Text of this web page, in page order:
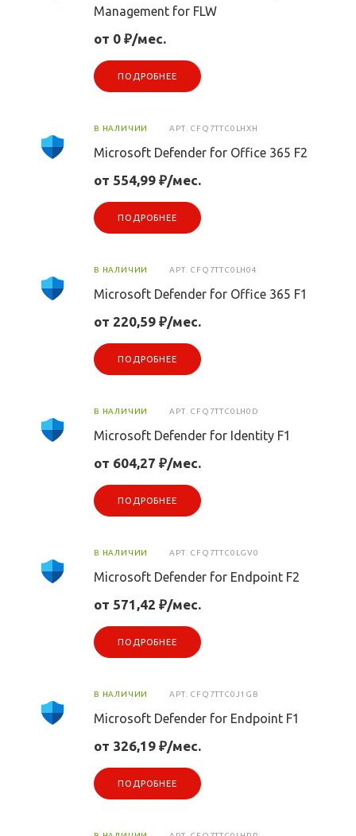
Management for FLW
от 0 ₽/мес.
ПОДРОБНЕЕ
В НАЛИЧИИ АРТ. CFQ7TTC0LHXH
Microsoft Defender for Office 365 F2
от 554,99 ₽/мес.
ПОДРОБНЕЕ
В НАЛИЧИИ АРТ. CFQ7TTC0LH04
Microsoft Defender for Office 365 F1
от 220,59 ₽/мес.
ПОДРОБНЕЕ
В НАЛИЧИИ АРТ. CFQ7TTC0LH0D
Microsoft Defender for Identity F1
от 604,27 ₽/мес.
ПОДРОБНЕЕ
В НАЛИЧИИ АРТ. CFQ7TTC0LGV0
Microsoft Defender for Endpoint F2
от 571,42 ₽/мес.
ПОДРОБНЕЕ
В НАЛИЧИИ АРТ. CFQ7TTC0J1GB
Microsoft Defender for Endpoint F1
от 326,19 ₽/мес.
ПОДРОБНЕЕ